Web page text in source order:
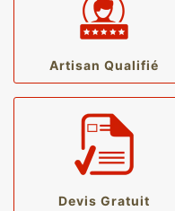
Artisan Qualifié
Devis Gratuit